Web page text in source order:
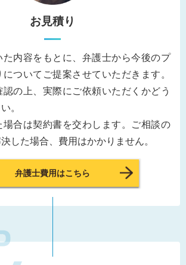
お見積り
た内容をもとに、弁護士から今後のプ
ついてご提案させていただきます。
の上、実際にご依頼いただくかどう
。
場合は契約書を交わします。ご相談の
した場合、費用はかかりません。
弁護士費用はこちら